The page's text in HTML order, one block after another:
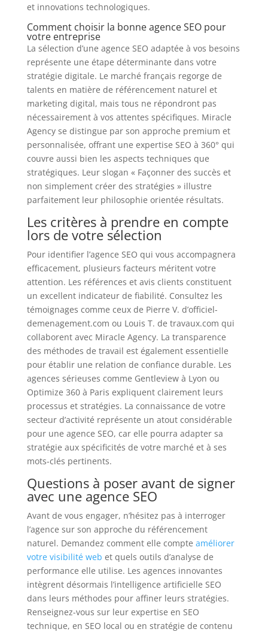
et innovations technologiques.
Comment choisir la bonne agence SEO pour
votre entreprise
La sélection d’une agence SEO adaptée à vos besoins
représente une étape déterminante dans votre
stratégie digitale. Le marché français regorge de
talents en matière de référencement naturel et
marketing digital, mais tous ne répondront pas
nécessairement à vos attentes spécifiques. Miracle
Agency se distingue par son approche premium et
personnalisée, offrant une expertise SEO à 360° qui
couvre aussi bien les aspects techniques que
stratégiques. Leur slogan « Façonner des succès et
non simplement créer des stratégies » illustre
parfaitement leur philosophie orientée résultats.
Les critères à prendre en compte
lors de votre sélection
Pour identifier l’agence SEO qui vous accompagnera
efficacement, plusieurs facteurs méritent votre
attention. Les références et avis clients constituent
un excellent indicateur de fiabilité. Consultez les
témoignages comme ceux de Pierre V. d’officiel-
demenagement.com ou Louis T. de travaux.com qui
collaborent avec Miracle Agency. La transparence
des méthodes de travail est également essentielle
pour établir une relation de confiance durable. Les
agences sérieuses comme Gentleview à Lyon ou
Optimize 360 à Paris expliquent clairement leurs
processus et stratégies. La connaissance de votre
secteur d’activité représente un atout considérable
pour une agence SEO, car elle pourra adapter sa
stratégie aux spécificités de votre marché et à ses
mots-clés pertinents.
Questions à poser avant de signer
avec une agence SEO
Avant de vous engager, n’hésitez pas à interroger
l’agence sur son approche du référencement
naturel. Demandez comment elle compte améliorer
votre visibilité web et quels outils d’analyse de
performance elle utilise. Les agences innovantes
intègrent désormais l’intelligence artificielle SEO
dans leurs méthodes pour affiner leurs stratégies.
Renseignez-vous sur leur expertise en SEO
technique, en SEO local ou en stratégie de contenu